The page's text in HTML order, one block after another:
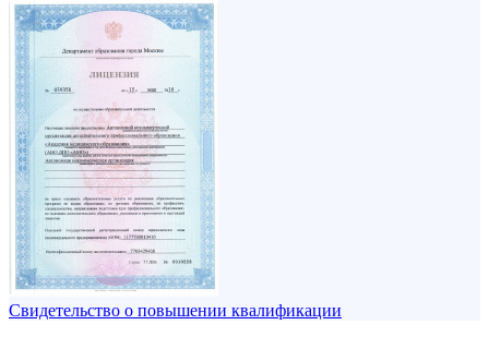
Свидетельство о повышении квалификации